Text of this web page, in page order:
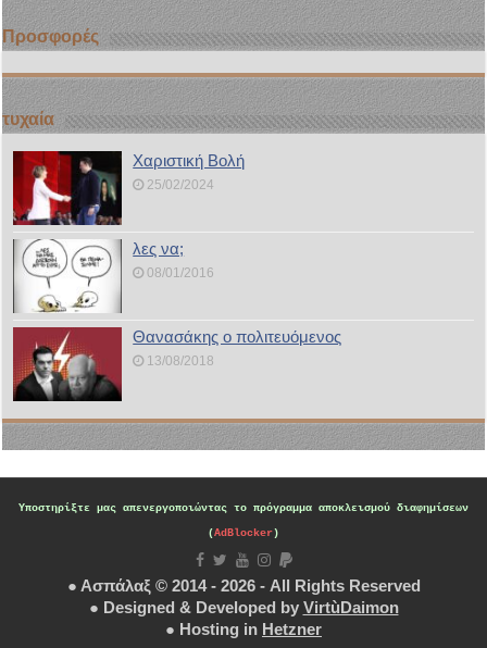
Προσφορές
τυχαία
Χαριστική Βολή
25/02/2024
λες να;
08/01/2016
Θανασάκης ο πολιτευόμενος
13/08/2018
Υποστηρίξτε μας απενεργοποιώντας το πρόγραμμα αποκλεισμού διαφημίσεων
(AdBlocker)
● Ασπάλαξ © 2014 - 2026 - All Rights Reserved
● Designed & Developed by VirtùDaimon
● Hosting in Hetzner